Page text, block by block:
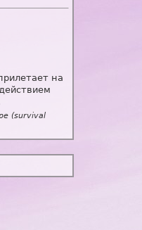
на
(survival